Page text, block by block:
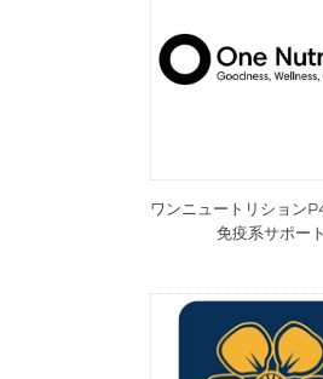
ワンニュートリション
免疫系サポート